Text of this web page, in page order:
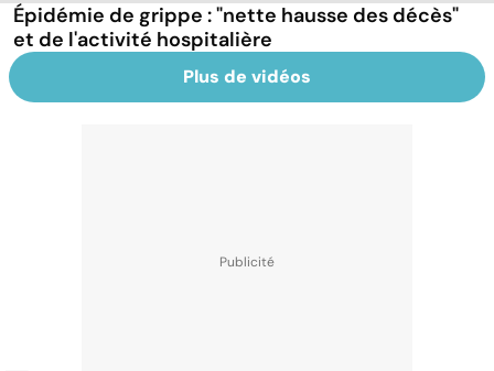
Épidémie de grippe : "nette hausse des décès"
et de l'activité hospitalière
Plus de vidéos